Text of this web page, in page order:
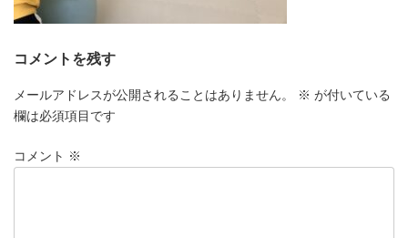
コメントを残す
メールアドレスが公開されることはありません。 ※ が付いている
欄は必須項目です
コメント ※